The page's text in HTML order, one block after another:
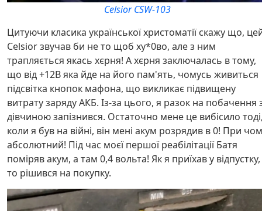
Celsior CSW-103
Цитуючи класика української христоматії скажу що,
Celsior звучав би не то щоб ху*0во, але з ним
трапляється якась хєрня! А хєрня заключалась в тому,
що від +12В яка йде на його пам'ять, чомусь живиться
підсвітка кнопок мафона, що викликає підвищену
витрату заряду АКБ. Із-за цього, я разок на побачення
дівчиною запізнився. Остаточно мене це вибісило
коли я був на війні, він мені акум розрядив в 0! При
абсолютний! Під час моєї першої реабілітації Батя
поміряв акум, а там 0,4 вольта! Як я приїхав у відпустку,
то рішився на покупку.